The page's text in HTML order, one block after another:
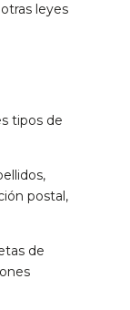
leyes
tipos de
postal,
de